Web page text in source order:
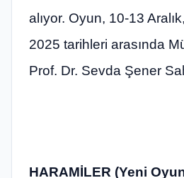
alıyor. Oyun, 10-13
2025 tarihleri arasında
Prof. Dr. Sevda Şener
HARAMİLER (Yeni